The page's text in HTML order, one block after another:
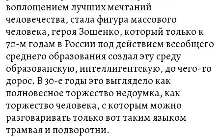
воплощением лучших мечтаний
человечества, стала фигура массового
человека, героя Зощенко, который только к
70-м годам в России под действием всеобщего
среднего образования создал эту среду
образованскую, интеллигентскую, до чего-то
дорос. В 30-е годы это выглядело как
полновесное торжество недоумка, как
торжество человека, с которым можно
разговаривать только вот таким языком
трамвая и подворотни.